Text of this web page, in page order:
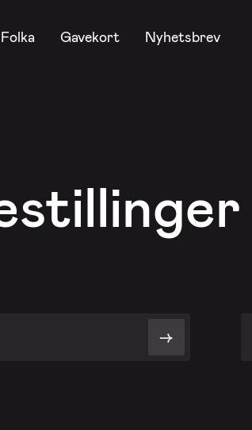
Folka Gavekort Nyhetsbrev
->